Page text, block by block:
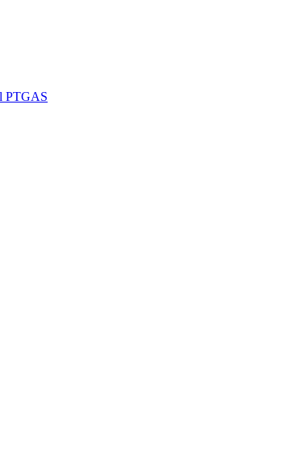
PTGAS